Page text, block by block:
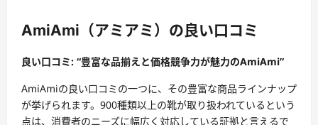
AmiAmi（アミアミ）の良い口コミ
良い口コミ: “豊富な品揃えと価格競争力が魅力のAmiAmi”
AmiAmiの良い口コミの一つに、その豊富な商品ラインナップ
が挙げられます。900種類以上の靴が取り扱われているという
点は、消費者のニーズに幅広く対応している証拠と言えるで